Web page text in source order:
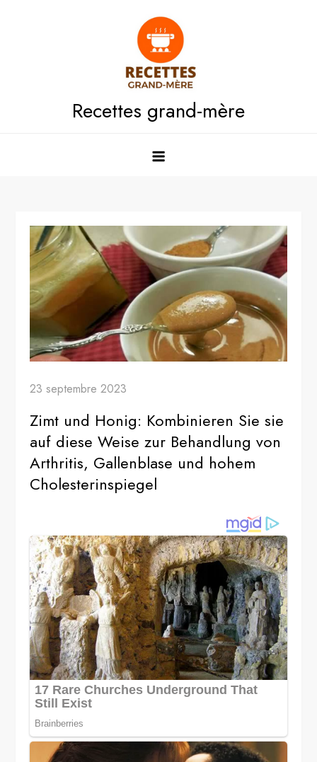
Recettes grand-mère
23 septembre 2023
Zimt und Honig: Kombinieren Sie sie
auf diese Weise zur Behandlung von
Arthritis, Gallenblase und hohem
Cholesterinspiegel